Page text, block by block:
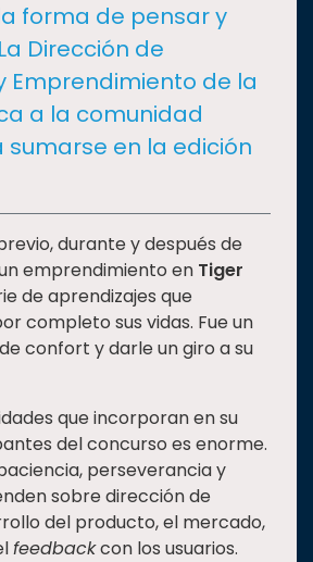
forma de pensar y
Dirección de
Emprendimiento de la
a la comunidad
sumarse en la edición
durante y después de
emprendimiento en Tiger
de aprendizajes que
completo sus vidas. Fue un
confort y darle un giro a su
que incorporan en su
del concurso es enorme.
perseverancia y
sobre dirección de
del producto, el mercado,
feedbackcon los usuarios.